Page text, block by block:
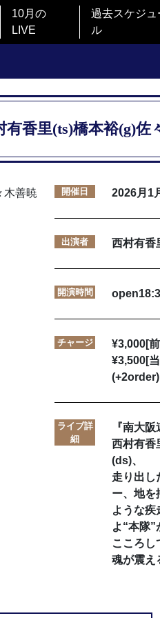
10月の
LIVE
過去スケジュ
ル
有香里(ts)橋本裕(g)佐
開催日 2026月1
出演者 西村有香
開演時間
チャージ
¥3,000[
¥3,500[
(+2order)
ライブ詳
細
『南大
西村有香
(ds)、
走り出し
ー、地を
ような疾
よ“本隊”
こころし
魂が震え